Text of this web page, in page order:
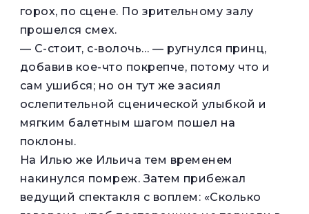
горох, по сцене. По зрительному залу
прошелся смех.
— С-стоит, с-волочь… — ругнулся принц,
добавив кое-что покрепче, потому что и
сам ушибся; но он тут же засиял
ослепительной сценической улыбкой и
мягким балетным шагом пошел на
поклоны.
На Илью же Ильича тем временем
накинулся помреж. Затем прибежал
ведущий спектакля с воплем: «Сколько